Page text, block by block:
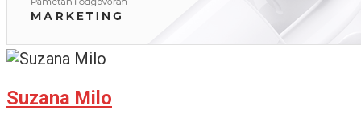
Suzana Milo